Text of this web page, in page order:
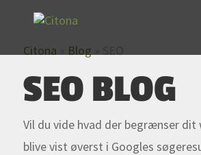
Citona Blog
SEO BLOG
Vil du vide hvad der begrænser
blive vist øverst i Googles